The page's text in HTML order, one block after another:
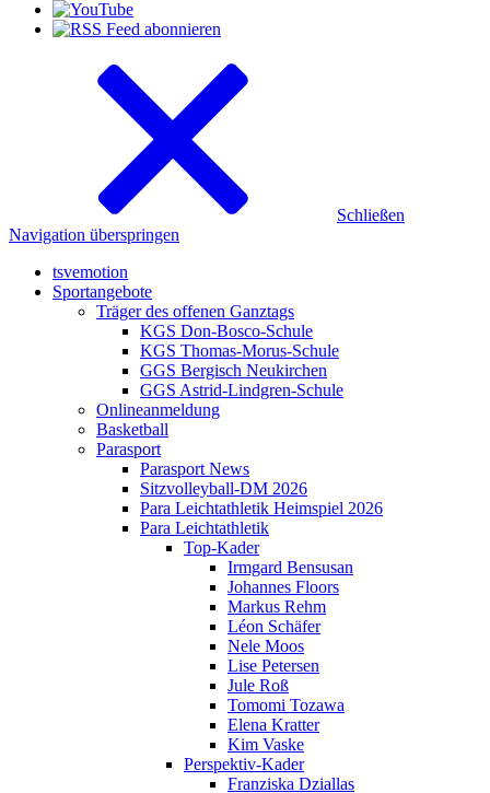
Schließen
Navigation überspringen
tsvemotion
Sportangebote
Träger des offenen Ganztags
KGS Don-Bosco-Schule
KGS Thomas-Morus-Schule
GGS Bergisch Neukirchen
GGS Astrid-Lindgren-Schule
Onlineanmeldung
Basketball
Parasport
Parasport News
Sitzvolleyball-DM 2026
Para Leichtathletik Heimspiel 2026
Para Leichtathletik
Top-Kader
Irmgard Bensusan
Johannes Floors
Markus Rehm
Léon Schäfer
Nele Moos
Lise Petersen
Jule Roß
Tomomi Tozawa
Elena Kratter
Kim Vaske
Perspektiv-Kader
Franziska Dziallas